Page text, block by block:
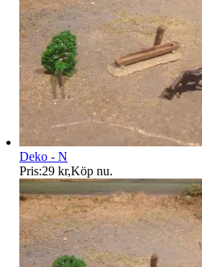
Deko - N
Pris:29 kr,Köp nu.